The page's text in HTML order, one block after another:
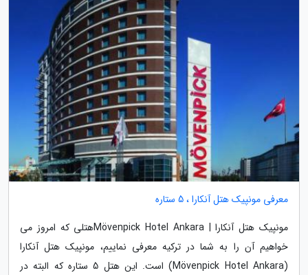
معرفی مونپیک هتل آنکارا ، 5 ستاره
مونپیک هتل آنکارا | Mövenpick Hotel Ankaraهتلی که امروز می
خواهیم آن را به شما در ترکیه معرفی نماییم، مونپیک هتل آنکارا
(Mövenpick Hotel Ankara) است. این هتل 5 ستاره که البته در